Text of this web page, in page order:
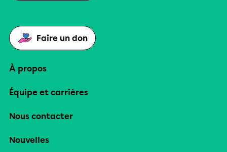
Faire un don
À propos
Équipe et carrières
Nous contacter
Nouvelles